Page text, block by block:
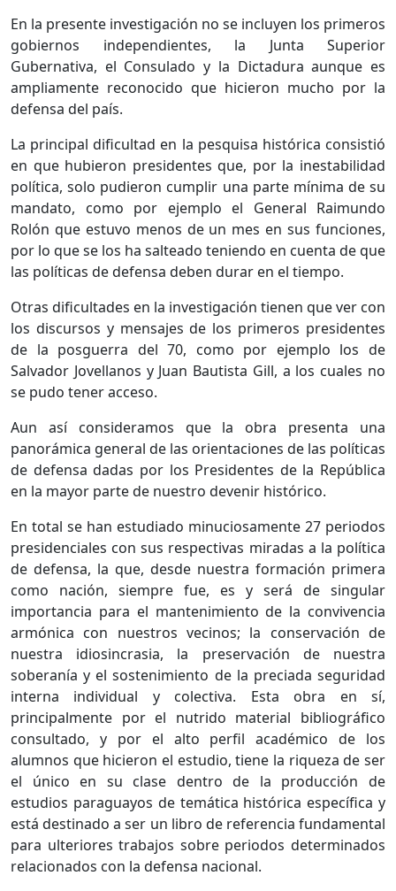
En la presente investigación no se incluyen los primeros
gobiernos independientes, la Junta Superior
Gubernativa, el Consulado y la Dictadura aunque es
ampliamente reconocido que hicieron mucho por la
defensa del país.
La principal dificultad en la pesquisa histórica consistió
en que hubieron presidentes que, por la inestabilidad
política, solo pudieron cumplir una parte mínima de su
mandato, como por ejemplo el General Raimundo
Rolón que estuvo menos de un mes en sus funciones,
por lo que se los ha salteado teniendo en cuenta de que
las políticas de defensa deben durar en el tiempo.
Otras dificultades en la investigación tienen que ver con
los discursos y mensajes de los primeros presidentes
de la posguerra del 70, como por ejemplo los de
Salvador Jovellanos y Juan Bautista Gill, a los cuales no
se pudo tener acceso.
Aun así consideramos que la obra presenta una
panorámica general de las orientaciones de las políticas
de defensa dadas por los Presidentes de la República
en la mayor parte de nuestro devenir histórico.
En total se han estudiado minuciosamente 27 periodos
presidenciales con sus respectivas miradas a la política
de defensa, la que, desde nuestra formación primera
como nación, siempre fue, es y será de singular
importancia para el mantenimiento de la convivencia
armónica con nuestros vecinos; la conservación de
nuestra idiosincrasia, la preservación de nuestra
soberanía y el sostenimiento de la preciada seguridad
interna individual y colectiva. Esta obra en sí,
principalmente por el nutrido material bibliográfico
consultado, y por el alto perfil académico de los
alumnos que hicieron el estudio, tiene la riqueza de ser
el único en su clase dentro de la producción de
estudios paraguayos de temática histórica específica y
está destinado a ser un libro de referencia fundamental
para ulteriores trabajos sobre periodos determinados
relacionados con la defensa nacional.